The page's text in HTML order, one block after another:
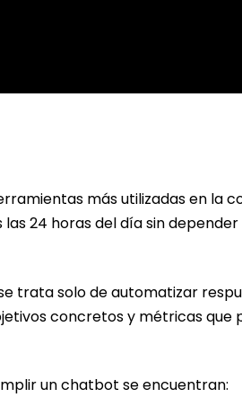
más utilizadas en la
24 horas del día sin depender
trata solo de automatizar
concretos y métricas que
un chatbot se encuentran: